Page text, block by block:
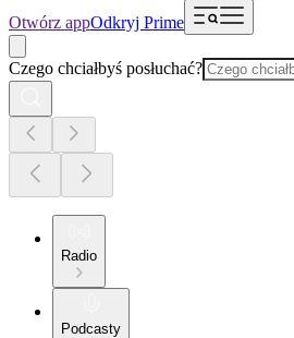
Otwórz appOdkryj Prime
Czego chciałbyś posłuchać?
Radio
Podcasty